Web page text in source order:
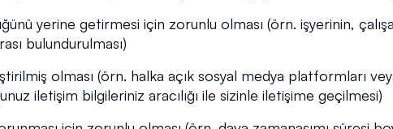
yerine getirmesi için zorunlu olması (örn. işyerinin,
bulundurulması)
olması (örn. halka açık sosyal medya platformları
iletişim bilgileriniz aracılığı ile sizinle iletişime geçilmesi)